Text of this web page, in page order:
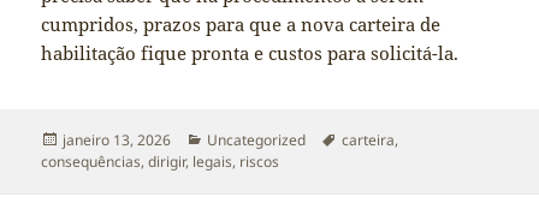
cumpridos, prazos para que a nova carteira de
habilitação fique pronta e custos para solicitá-la.
Publicado
em
janeiro 13, 2026 Categorias
Uncategorized Tags
carteira,
consequências,dirigir, legais, riscos